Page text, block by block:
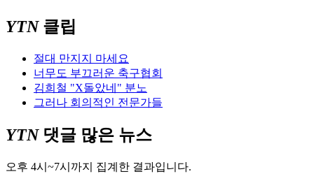
YTN클립
절대 만지지 마세요
너무도 부끄러운 축구협회
김희철 "X돌았네" 분노
그러나 회의적인 전문가들
YTN댓글 많은 뉴스
오후 4시~7시까지 집계한 결과입니다.